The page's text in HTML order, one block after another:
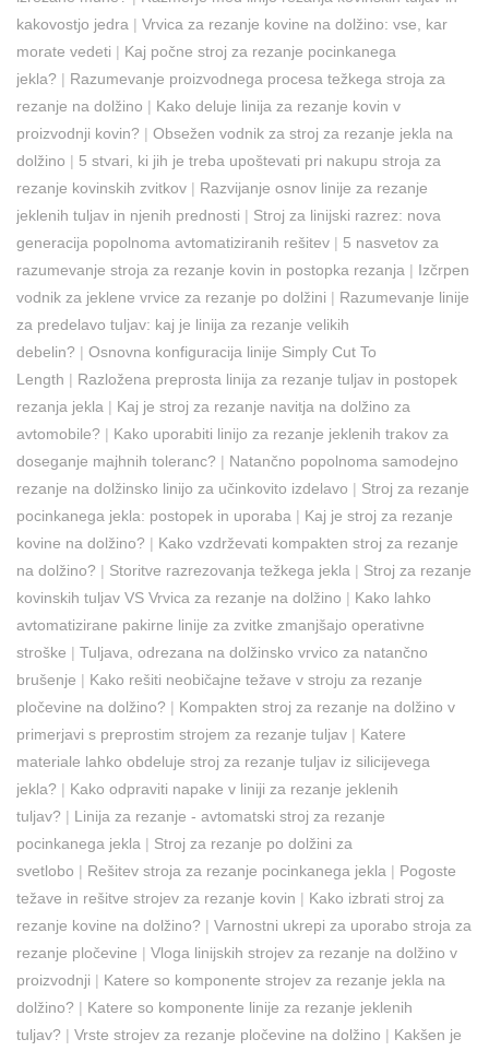
kakovostjo jedra | Vrvica za rezanje kovine na dolžino: vse, kar
morate vedeti | Kaj počne stroj za rezanje pocinkanega
jekla? | Razumevanje proizvodnega procesa težkega stroja za
rezanje na dolžino | Kako deluje linija za rezanje kovin v
proizvodnji kovin? | Obsežen vodnik za stroj za rezanje jekla na
dolžino | 5 stvari, ki jih je treba upoštevati pri nakupu stroja za
rezanje kovinskih zvitkov | Razvijanje osnov linije za rezanje
jeklenih tuljav in njenih prednosti | Stroj za linijski razrez: nova
generacija popolnoma avtomatiziranih rešitev | 5 nasvetov za
razumevanje stroja za rezanje kovin in postopka rezanja | Izčrpen
vodnik za jeklene vrvice za rezanje po dolžini | Razumevanje linije
za predelavo tuljav: kaj je linija za rezanje velikih
debelin? | Osnovna konfiguracija linije Simply Cut To
Length | Razložena preprosta linija za rezanje tuljav in postopek
rezanja jekla | Kaj je stroj za rezanje navitja na dolžino za
avtomobile? | Kako uporabiti linijo za rezanje jeklenih trakov za
doseganje majhnih toleranc? | Natančno popolnoma samodejno
rezanje na dolžinsko linijo za učinkovito izdelavo | Stroj za rezanje
pocinkanega jekla: postopek in uporaba | Kaj je stroj za rezanje
kovine na dolžino? | Kako vzdrževati kompakten stroj za rezanje
na dolžino? | Storitve razrezovanja težkega jekla | Stroj za rezanje
kovinskih tuljav VS Vrvica za rezanje na dolžino | Kako lahko
avtomatizirane pakirne linije za zvitke zmanjšajo operativne
stroške | Tuljava, odrezana na dolžinsko vrvico za natančno
brušenje | Kako rešiti neobičajne težave v stroju za rezanje
pločevine na dolžino? | Kompakten stroj za rezanje na dolžino v
primerjavi s preprostim strojem za rezanje tuljav | Katere
materiale lahko obdeluje stroj za rezanje tuljav iz silicijevega
jekla? | Kako odpraviti napake v liniji za rezanje jeklenih
tuljav? | Linija za rezanje - avtomatski stroj za rezanje
pocinkanega jekla | Stroj za rezanje po dolžini za
svetlobo | Rešitev stroja za rezanje pocinkanega jekla | Pogoste
težave in rešitve strojev za rezanje kovin | Kako izbrati stroj za
rezanje kovine na dolžino? | Varnostni ukrepi za uporabo stroja za
rezanje pločevine | Vloga linijskih strojev za rezanje na dolžino v
proizvodnji | Katere so komponente strojev za rezanje jekla na
dolžino? | Katere so komponente linije za rezanje jeklenih
tuljav? | Vrste strojev za rezanje pločevine na dolžino | Kakšen je